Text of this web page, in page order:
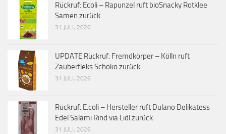
Rückruf: Ecoli – Rapunzel ruft bioSnacky Rotklee
Samen zurück
31 JULI, 2026
UPDATE Rückruf: Fremdkörper – Kölln ruft
Zauberfleks Schoko zurück
31 JULI, 2026
Rückruf: E.coli – Hersteller ruft Dulano Delikatess
Edel Salami Rind via Lidl zurück
31 JULI, 2026